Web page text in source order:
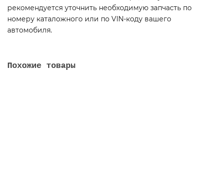
рекомендуется уточнить необходимую запчасть по
номеру каталожного или по VIN-коду вашего
автомобиля.
Похожие товары